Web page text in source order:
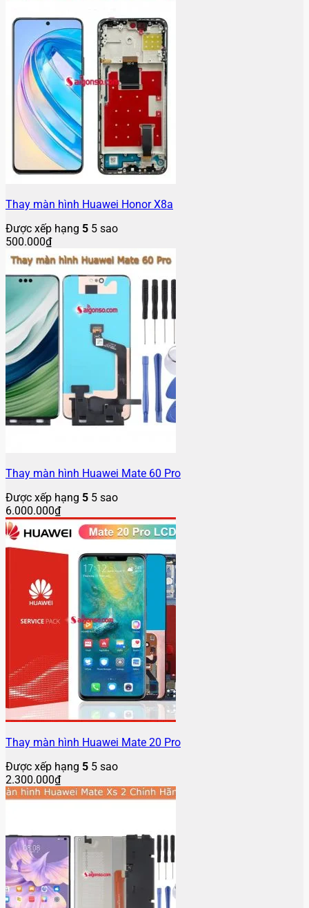
Thay màn hình Huawei Honor X8a
Được xếp hạng 5 5 sao
500.000₫
Thay màn hình Huawei Mate 60 Pro
Được xếp hạng 5 5 sao
6.000.000₫
Thay màn hình Huawei Mate 20 Pro
Được xếp hạng 5 5 sao
2.300.000₫